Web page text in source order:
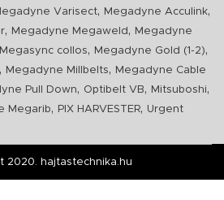
Varisect, Megadyne Acculink,
, Megadyne Megaweld ,
Megadyne
collos, Megadyne Gold (1-2),
Megadyne Millbelts,
Megadyne Cable
Pull Down, Optibelt VB, Mitsuboshi,
Megarib, PIX HARVESTER, Urgent
2020. hajtastechnika.hu